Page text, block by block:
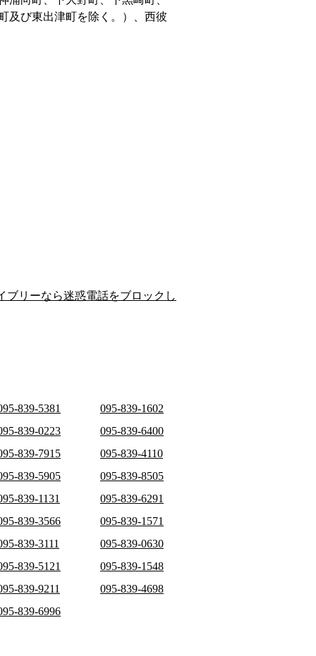
及び東出津町を除く。）、西彼
ブリーなら迷惑電話をブロックし
839-5381
095-839-1602
839-0223
095-839-6400
839-7915
095-839-4110
839-5905
095-839-8505
839-1131
095-839-6291
839-3566
095-839-1571
839-3111
095-839-0630
839-5121
095-839-1548
839-9211
095-839-4698
839-6996